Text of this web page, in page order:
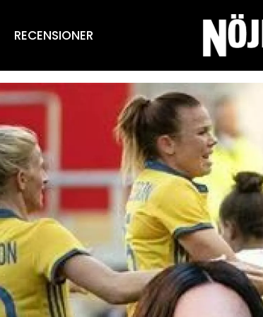
RECENSIONER